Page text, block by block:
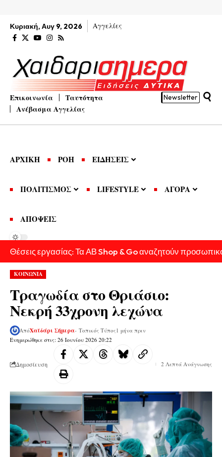
Κυριακή, Αυγ 9, 2026 Αγγελίες
Επικοινωνία
Ταυτότητα
Ανέβασμα Αγγελίας
Newsletter
ΑΡΧΙΚΗ ΡΟΗ ΕΙΔΗΣΕΙΣ
ΠΟΛΙΤΙΣΜΟΣ LIFESTYLE ΑΓΟΡΑ
ΑΠΟΨΕΙΣ
Θέσεις εργασίας: Τα ΑΒ Shop & Go αναζητούν
ΚΟΙΝΩΝΙΑ
Τραγωδία στο Θριάσιο:
Νεκρή 33χρονη λεχώνα
Ενημερώθηκε στις: 26 Ιουνίου 2026 20:22
ΑπόΧαϊδάρι Σήμερα- Τοπικός Τύπος 1 μήνα πριν
Δημοσίευση 2 Λεπτά Ανάγνωσης